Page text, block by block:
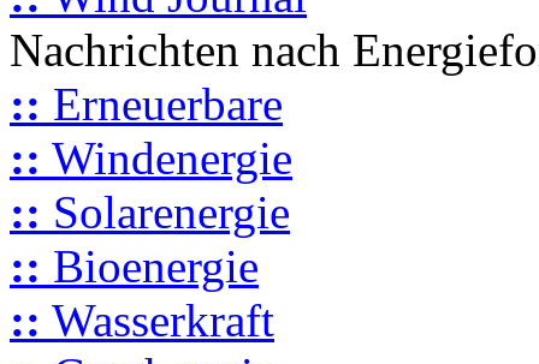
Nachrichten nach
:: Erneuerbare
:: Windenergie
:: Solarenergie
:: Bioenergie
:: Wasserkraft